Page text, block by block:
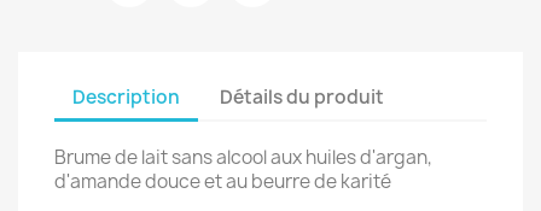
Description Détails du produit
Brume de lait sans alcool aux huiles d'argan,
d'amande douce et au beurre de karité